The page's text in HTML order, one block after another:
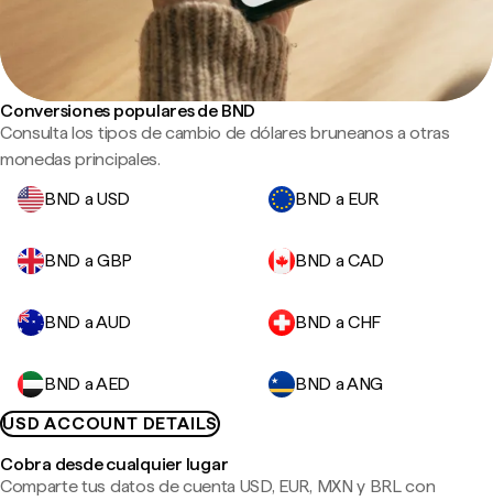
Conversiones populares de BND
Consulta los tipos de cambio de dólares bruneanos a otras
monedas principales.
BND a USD
BND a EUR
BND a GBP BND a CAD
BND a AUD BND a CHF
BND a AED
BND a ANG
USD ACCOUNT DETAILS
Cobra desde cualquier lugar
Comparte tus datos de cuenta USD, EUR, MXN y BRL con